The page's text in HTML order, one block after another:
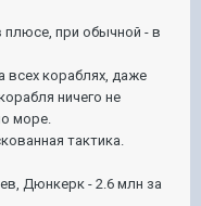
плюсе, при обычной - в
всех кораблях, даже
ничего не
море.
тактика.
Дюнкерк - 2.6 млн за